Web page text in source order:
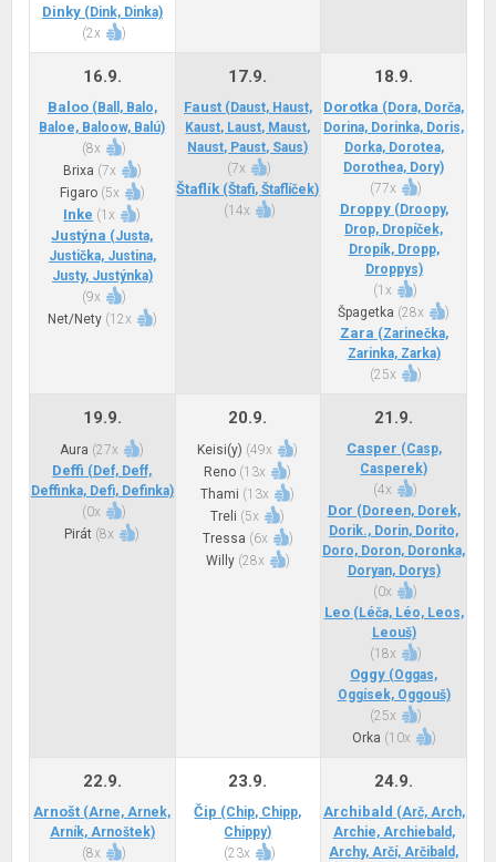
Dinky(Dink, Dinka)
(2x )
16.9.
Baloo(Ball, Balo,
Baloe, Baloow, Balú)
(8x
)
Brixa (7x
)
Figaro (5x )
Inke (1x )
Justýna (Justa,
Justička, Justina,
Justy, Justýnka)
(9x
)
Net/Nety (12x )
17.9.
Faust(Daust, Haust,
Kaust, Laust, Maust,
Naust, Paust, Saus)
(7x )
Štaflík (Štafi, Štaflíček)
(14x )
18.9.
Dorotka (Dora, Dorča,
Dorina, Dorinka, Doris,
Dorka, Dorotea,
Dorothea, Dory)
(77x )
Droppy(Droopy,
Drop, Dropíček,
Dropík, Dropp,
Droppys)
(1x
)
Špagetka (28x )
Zara (Zarinečka,
Zarinka, Zarka)
(25x )
19.9.
Aura (27x )
Deffi (Def, Deff,
Deffinka, Defi, Definka)
(0x
)
Pirát (8x )
20.9.
Keisi(y) (49x
)
Reno (13x
)
Thami (13x
)
Treli (5x
)
Tressa (6x
)
Willy (28x )
21.9.
Casper (Casp,
Casperek)
(4x )
Dor (Doreen, Dorek,
Dorik., Dorin, Dorito,
Doro, Doron, Doronka,
Doryan, Dorys)
(0x )
Leo(Léča, Léo, Leos,
Leouš)
(18x )
Oggy (Oggas,
Oggísek, Oggouš)
(25x
)
Orka (10x )
22.9.
Arnošt (Arne, Arnek,
Arník, Arnoštek)
(8x
)
23.9.
Čip (Chip, Chipp,
Chippy)
(23x
)
24.9.
Archibald (Arč, Arch,
Archie, Archiebald,
Archy, Arčí, Arčibald,